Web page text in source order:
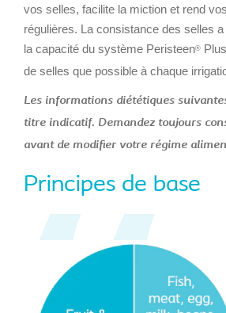
vos selles, facilite la miction et rend
régulières. La consistance des selles
la capacité du système Peristeen®
de selles que possible à chaque
Les informations diététiques
titre indicatif. Demandez toujours
avant de modifier votre régime
Principes de base